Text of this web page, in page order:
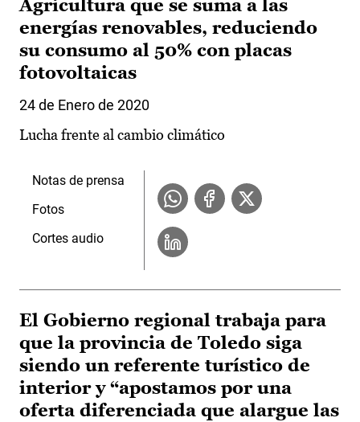
Agricultura que se suma a las
energías renovables, reduciendo
su consumo al 50% con placas
fotovoltaicas
24 de Enero de 2020
Lucha frente al cambio climático
Notas de prensa
Fotos
Cortes audio
El Gobierno regional trabaja para
que la provincia de Toledo siga
siendo un referente turístico de
interior y “apostamos por una
oferta diferenciada que alargue las